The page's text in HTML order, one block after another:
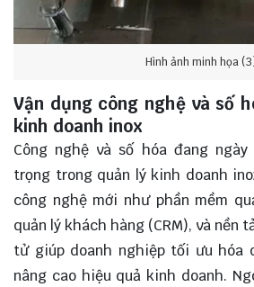
Hình ảnh minh họa
Vận dụng công nghệ và số
kinh doanh inox
Công nghệ và số hóa đang
trọng trong quản lý kinh doanh
công nghệ mới như phần mềm
quản lý khách hàng (CRM), và nền
tử giúp doanh nghiệp tối ưu hóa
nâng cao hiệu quả kinh doanh.